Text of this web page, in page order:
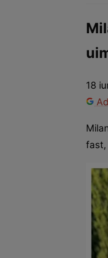
Vedete internaționale
18
fast,